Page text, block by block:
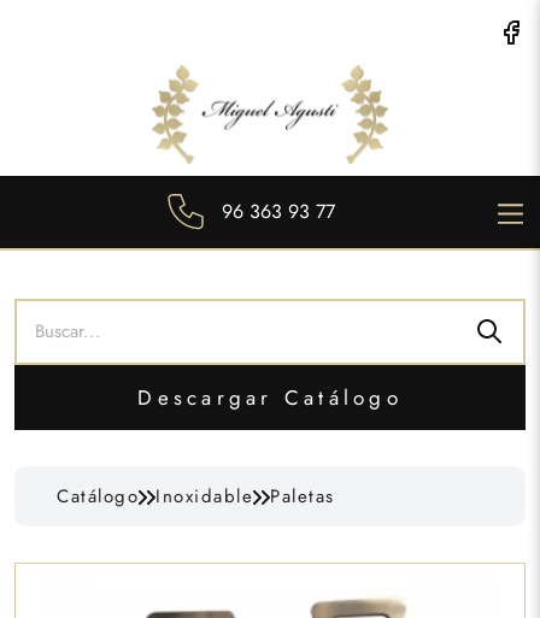
96 363 93 77
Descargar Catálogo
Catálogo Inoxidable Paletas